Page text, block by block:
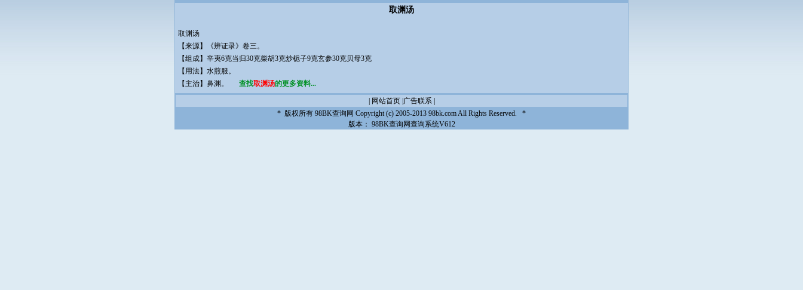
取渊汤
取渊汤
【来源】《辨证录》卷三。
【组成】辛夷6克当归30克柴胡3克炒栀子9克玄参30克贝母3克
【用法】水煎服。
【主治】鼻渊。
查找取渊汤的更多资料...
网站首页| 广告联系|
* 版权所有 98BK查询网 Copyright (c) 2005-2013 98bk.com All Rights Reserved. *
版本： 98BK查询网查询系统V612